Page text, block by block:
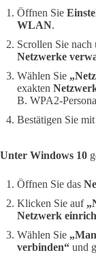
Öffnen Sie
WLAN.
Scrollen Sie
Netzwerke
Wählen Sie
exakten
B. WPA2-
Bestätigen Sie mit
Unter Windows 10
Öffnen Sie das
Klicken Sie auf
Netzwerk
Wählen Sie
verbinden“ und